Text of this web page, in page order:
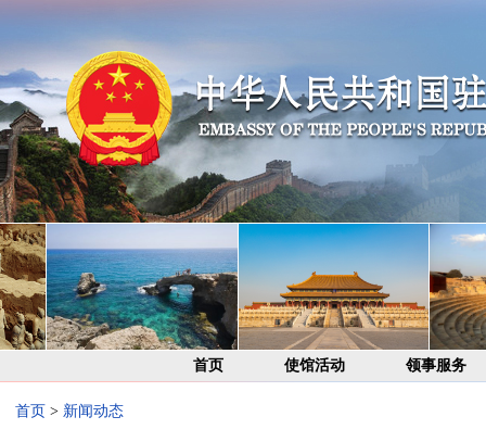
首页 使馆活动 领事服务
首页 > 新闻动态